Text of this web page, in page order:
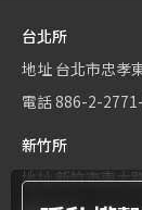
台北所
地址 台北市忠孝
電話886-2-
新竹所
地址新竹市東大